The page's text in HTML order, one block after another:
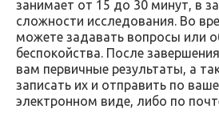
занимает от 15 до 30 минут, в
сложности исследования. Во
можете задавать вопросы или
беспокойства. После
вам первичные результаты, а
записать их и отправить по
электронном виде, либо по